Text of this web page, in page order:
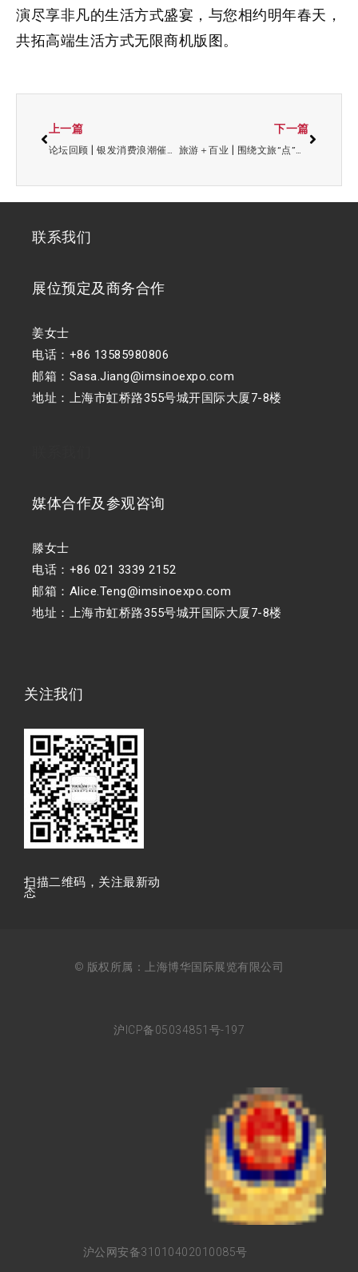
演尽享非凡的生活方式盛宴，与您相约明年春天，
共拓高端生活方式无限商机版图。
上一篇
论坛回顾 | 银发消费浪潮催生康养文旅新市场，适老化改造驱动产业价值链重构!
下一篇
旅游＋百业 | 围绕文旅“点”设计消费“链”，上海的实践案例
联系我们
展位预定及商务合作
姜女士
电话：+86 13585980806
邮箱：Sasa.Jiang@imsinoexpo.com
地址：上海市虹桥路355号城开国际大厦7-8楼
媒体合作及参观咨询
滕女士
电话：+86 021 3339 2152
邮箱：Alice.Teng@imsinoexpo.com
地址：上海市虹桥路355号城开国际大厦7-8楼
关注我们
扫描⼆维码，关注最新动
态
© 版权所属：上海博华国际展览有限公司
沪ICP备05034851号-197
沪公网安备31010402010085号